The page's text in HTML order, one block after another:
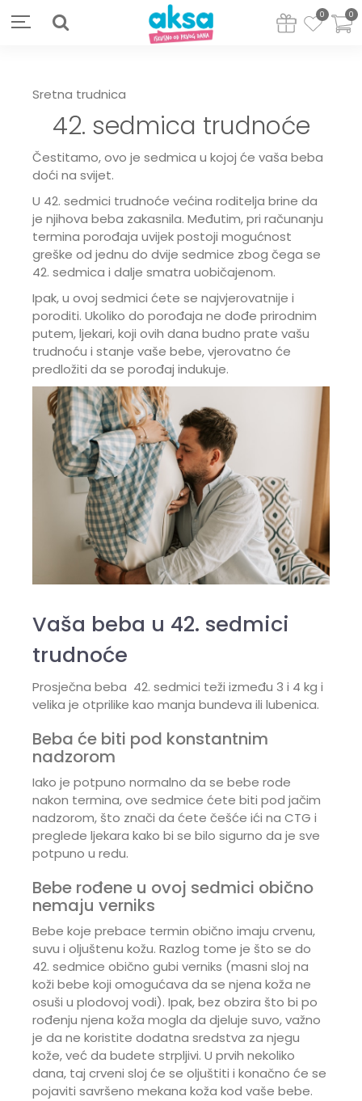
0
0
Sretna trudnica
42. sedmica trudnoće
Čestitamo, ovo je sedmica u kojoj će vaša beba
doći na svijet.
U 42. sedmici trudnoće većina roditelja brine da
je njihova beba zakasnila. Međutim, pri računanju
termina porođaja uvijek postoji mogućnost
greške od jednu do dvije sedmice zbog čega se
42. sedmica i dalje smatra uobičajenom.
Ipak, u ovoj sedmici ćete se najvjerovatnije i
poroditi. Ukoliko do porođaja ne dođe prirodnim
putem, ljekari, koji ovih dana budno prate vašu
trudnoću i stanje vaše bebe, vjerovatno će
predložiti da se porođaj indukuje.
Vaša beba u 42. sedmici
trudnoće
Prosječna beba 42. sedmici teži između 3 i 4 kg i
velika je otprilike kao manja bundeva ili lubenica.
Beba će biti pod konstantnim
nadzorom
Iako je potpuno normalno da se bebe rode
nakon termina, ove sedmice ćete biti pod jačim
nadzorom, što znači da ćete češće ići na CTG i
preglede ljekara kako bi se bilo sigurno da je sve
potpuno u redu.
Bebe rođene u ovoj sedmici obično
nemaju verniks
Bebe koje prebace termin obično imaju crvenu,
suvu i oljuštenu kožu. Razlog tome je što se do
42. sedmice obično gubi verniks (masni sloj na
koži bebe koji omogućava da se njena koža ne
osuši u plodovoj vodi). Ipak, bez obzira što bi po
rođenju njena koža mogla da djeluje suvo, važno
je da ne koristite dodatna sredstva za njegu
kože, već da budete strpljivi. U prvih nekoliko
dana, taj crveni sloj će se oljuštiti i konačno će se
pojaviti savršeno mekana koža kod vaše bebe.